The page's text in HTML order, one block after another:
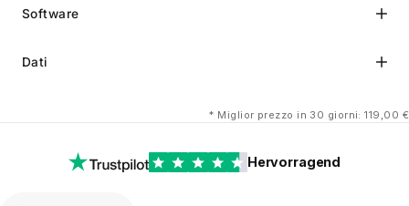
Software
Dati
* Miglior prezzo in 30 giorni: 119,00 €
Hervorragend